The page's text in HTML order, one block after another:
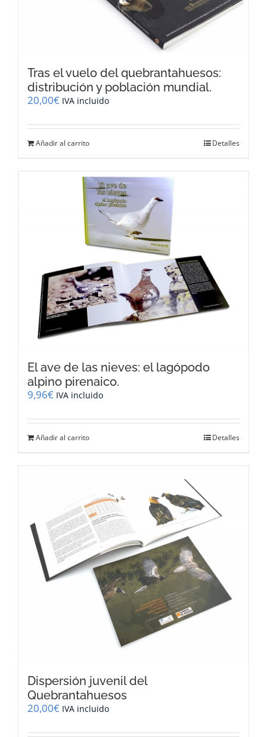
Tras el vuelo del quebrantahuesos:
distribución y población mundial.
20,00€ IVA incluido
Añadir al carrito Detalles
El ave de las nieves: el lagópodo
alpino pirenaico.
9,96€ IVA incluido
Añadir al carrito Detalles
Dispersión juvenil del
Quebrantahuesos
20,00€ IVA incluido